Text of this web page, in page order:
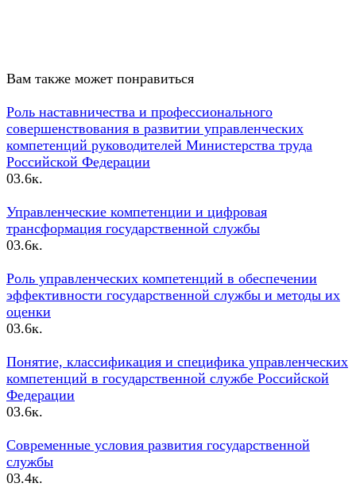
Вам также может понравиться
Роль наставничества и профессионального
совершенствования в развитии управленческих
компетенций руководителей Министерства труда
Российской Федерации
03.6к.
Управленческие компетенции и цифровая
трансформация государственной службы
03.6к.
Роль управленческих компетенций в обеспечении
эффективности государственной службы и методы их
оценки
03.6к.
Понятие, классификация и специфика управленческих
компетенций в государственной службе Российской
Федерации
03.6к.
Современные условия развития государственной
службы
03.4к.